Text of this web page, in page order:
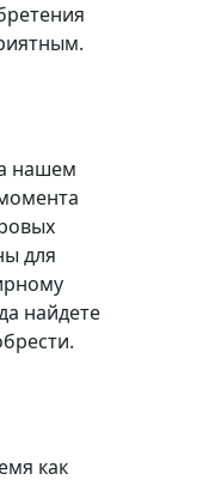
нашем
для
найдете
как